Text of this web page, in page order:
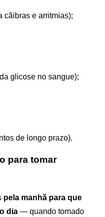
cãibras e arritmias);
glicose no sangue);
de longo prazo).
para tomar
pela manhã para que
dia — quando tomado